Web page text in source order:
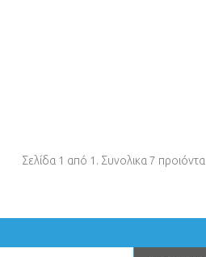
Σελίδα 1 από 1. Συνολικα 7 προιόντα